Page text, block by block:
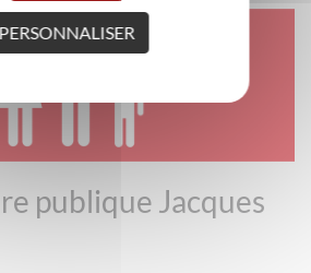
publique Jacques
PERSONNALISER